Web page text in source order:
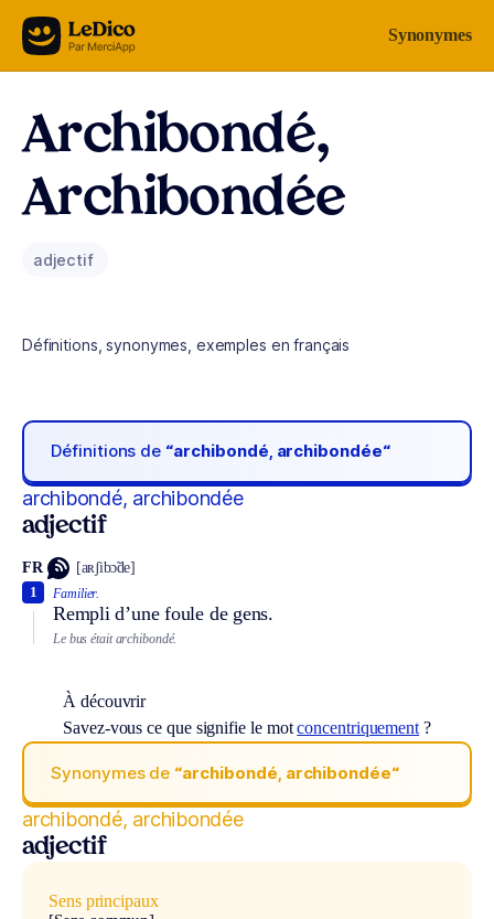
Aller au contenu Synonymes
Archibondé,
Archibondée
adjectif
Définitions, synonymes, exemples en français
Définitions de “archibondé, archibondée“
archibondé, archibondée
adjectif
FR [aʀʃibɔ̃de]
Familier.
Rempli d’une foule de gens.
1
Le bus était archibondé.
À découvrir
Savez-vous ce que signifie le motconcentriquement ?
Synonymes de “archibondé, archibondée“
archibondé, archibondée
adjectif
Sens principaux